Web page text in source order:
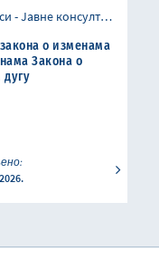
Прописи - Јавне консултације
о изменама
Закона о
дугу
: